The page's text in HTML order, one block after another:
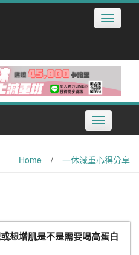
Toggle
Toggle
navigation
Home / 一休減重心得分享
想增肌是不是需要喝高蛋白